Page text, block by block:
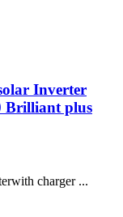
Inverter
Brilliant plus
charger ...